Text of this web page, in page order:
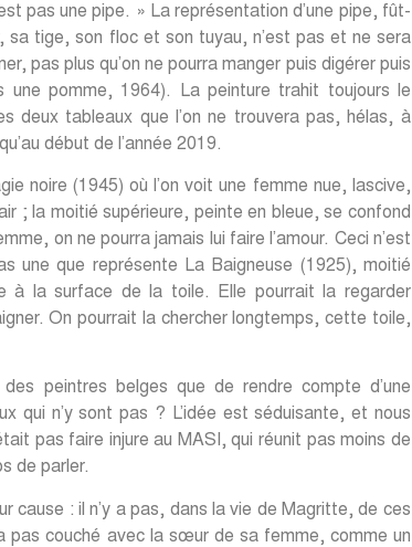
pas une pipe. » La représentation d’une pipe, fût-
sa tige, son floc et son tuyau, n’est pas et ne sera
pas plus qu’on ne pourra manger puis digérer puis
une pomme, 1964). La peinture trahit toujours le
deux tableaux que l’on ne trouvera pas, hélas, à
début de l’année 2019.
noire (1945) où l’on voit une femme nue, lascive,
; la moitié supérieure, peinte en bleue, se confond
on ne pourra jamais lui faire l’amour. Ceci n’est
une que représente La Baigneuse (1925), moitié
à la surface de la toile. Elle pourrait la regarder
On pourrait la chercher longtemps, cette toile,
peintres belges que de rendre compte d’une
qui n’y sont pas ? L’idée est séduisante, et nous
pas faire injure au MASI, qui réunit pas moins de
de parler.
cause : il n’y a pas, dans la vie de Magritte, de ces
pas couché avec la sœur de sa femme, comme un